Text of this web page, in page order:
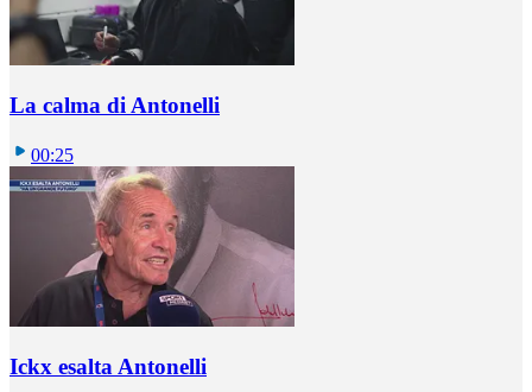
La calma di Antonelli
00:25
Ickx esalta Antonelli